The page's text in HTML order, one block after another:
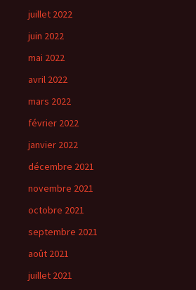
juillet 2022
juin 2022
mai 2022
avril 2022
mars 2022
février 2022
janvier 2022
décembre 2021
novembre 2021
octobre 2021
septembre 2021
août 2021
juillet 2021